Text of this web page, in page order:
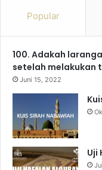
b
o
o
k
Popular
100. Adakah
setelah melakukan
Juni 15, 2022
Uji